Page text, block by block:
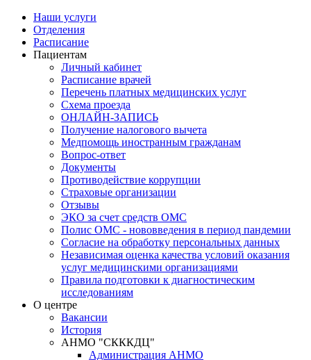
Наши услуги
Отделения
Расписание
Пациентам
Личный кабинет
Расписание врачей
Перечень платных медицинских услуг
Схема проезда
ОНЛАЙН-ЗАПИСЬ
Получение налогового вычета
Медпомощь иностранным гражданам
Вопрос-ответ
Документы
Противодействие коррупции
Страховые организации
Отзывы
ЭКО за счет средств ОМС
Полис ОМС - нововведения в период пандемии
Согласие на обработку персональных данных
Независимая оценка качества условий оказания
услуг медицинскими организациями
Правила подготовки к диагностическим
исследованиям
О центре
Вакансии
История
АНМО "СКККДЦ"
Администрация АНМО